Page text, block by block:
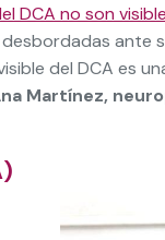
DCA no son
ante
del DCA es
Martínez,